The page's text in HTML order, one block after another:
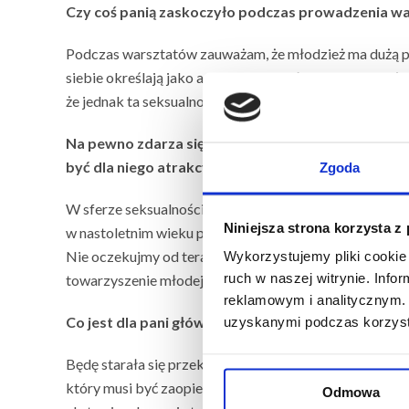
Zgoda
Niniejsza strona korzysta z
Wykorzystujemy pliki
ruch w naszej witrynie.
reklamowym i
uzyskanymi podczas
Odmowa
Czy coś panią zaskoczyło podczas prowadzenia
Podczas warsztatów zauważam, że młodzież ma
siebie określają jako aseksualne, choć w
że jednak ta seksualność jest aktywną sferą ich życia,
Na pewno zdarza się też, że młody człowiek
być dla niego atrakcyjne i porzuca je. Jaka
W sferze seksualności powinniśmy postępować
w nastoletnim wieku przejawiają się na wielu polach.
Nie oczekujmy od terapeuty, by miał gotową
towarzyszenie młodej osobie w poszukiwaniu siebie,
Co jest dla pani główną wartością, którąbędzie
Będę starała się przekazać, że nie ma pracy z
który musi być zaopiekowany. Oczywiście nie mówię